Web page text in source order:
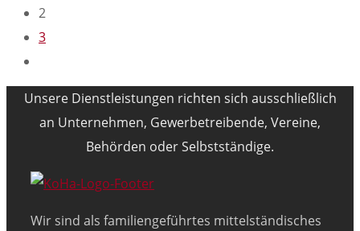
2
3
Unsere Dienstleistungen richten sich ausschließlich
an Unternehmen, Gewerbetreibende, Vereine,
Behörden oder Selbstständige.
Wir sind als familiengeführtes mittelständisches